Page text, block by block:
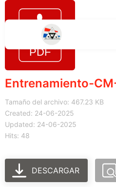
Entrenamiento-
Tamaño del archivo: 467.23 KB
Created: 24-06-2025
Updated: 24-06-2025
Hits: 48
DESCARGAR